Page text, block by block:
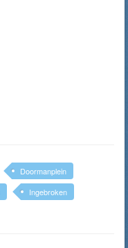
Doormanplein
Ingebroken